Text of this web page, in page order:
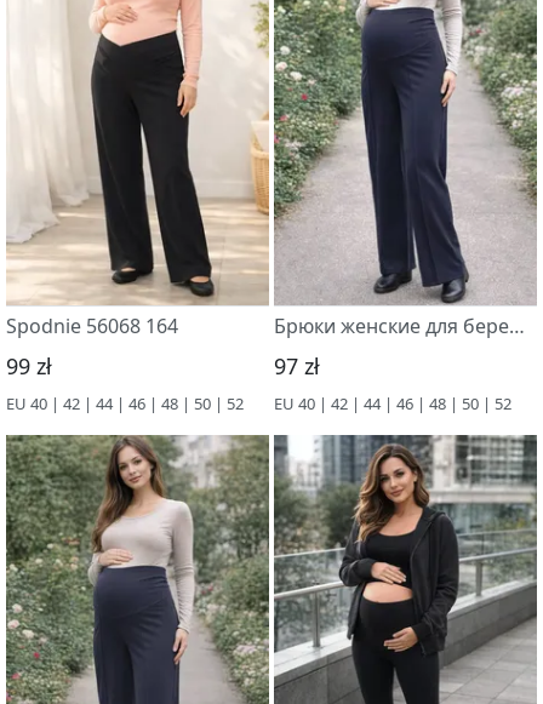
Spodnie 56068 164
99 zł
EU 40 | 42 | 44 | 46 | 48 | 50 | 52
Брюки женские для беременных, 56064
97 zł
EU 40 | 42 | 44 | 46 | 48 | 50 | 52